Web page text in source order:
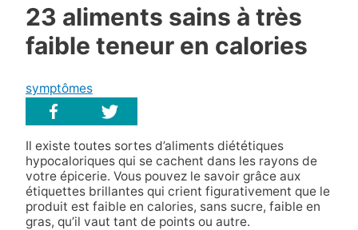
23 aliments sains à très
faible teneur en calories
symptômes
Il existe toutes sortes d’aliments diététiques
hypocaloriques qui se cachent dans les rayons de
votre épicerie. Vous pouvez le savoir grâce aux
étiquettes brillantes qui crient figurativement que le
produit est faible en calories, sans sucre, faible en
gras, qu’il vaut tant de points ou autre.